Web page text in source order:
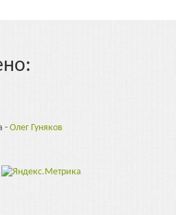
-Олег Гуняков